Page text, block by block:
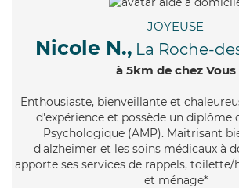
JOYEUSE
Nicole N., La Roche-
à 5km de chez Vous
Enthousiaste, bienveillante et
d'expérience et possède un diplôme
Psychologique (AMP). Maitrisant
d'alzheimer et les soins médicaux à
apporte ses services de rappels,
et ménage*